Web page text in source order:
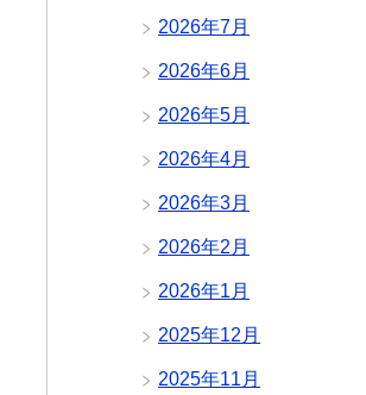
2026年7月
2026年6月
2026年5月
2026年4月
2026年3月
2026年2月
2026年1月
2025年12月
2025年11月